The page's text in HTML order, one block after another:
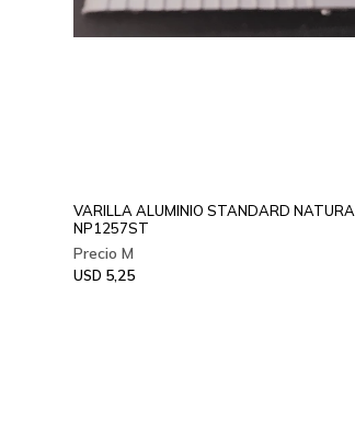
VARILLA ALUMINIO STANDARD
NP1257ST
USD 5,25